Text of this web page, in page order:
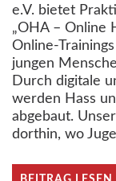
e.V. bietet
„OHA – Online
Online-
jungen
Durch digitale
werden Hass
abgebaut.
dorthin, wo